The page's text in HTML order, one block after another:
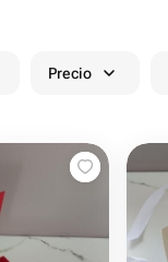
Precio